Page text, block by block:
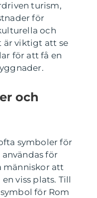
turism,
för
och
är viktigt att se
för att få en
och
symboler för
för
människor att
viss plats. Till
för Rom